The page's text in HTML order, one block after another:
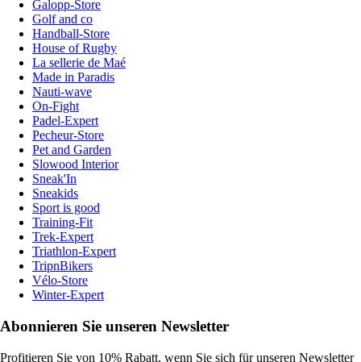
Galopp-Store
Golf and co
Handball-Store
House of Rugby
La sellerie de Maé
Made in Paradis
Nauti-wave
On-Fight
Padel-Expert
Pecheur-Store
Pet and Garden
Slowood Interior
Sneak'In
Sneakids
Sport is good
Training-Fit
Trek-Expert
Triathlon-Expert
TripnBikers
Vélo-Store
Winter-Expert
Abonnieren Sie unseren Newsletter
Profitieren Sie von 10% Rabatt, wenn Sie sich für unseren Newsletter